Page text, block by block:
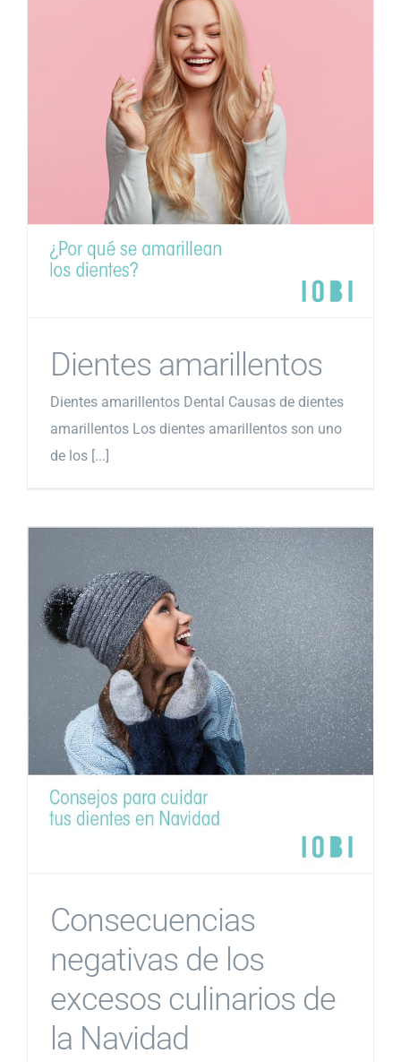
Dientes amarillentos
Dientes amarillentos Dental Causas de dientes
amarillentos Los dientes amarillentos son uno
de los [...]
Consecuencias
negativas de los
excesos culinarios de
la Navidad